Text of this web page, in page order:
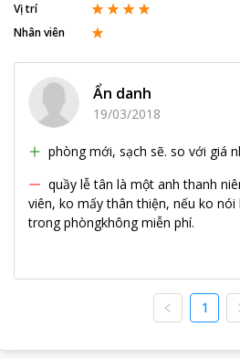
Vị trí
Nhân viên
Ẩn danh
19/03/2018
phòng mới, sạch sẽ. so với giá
quầy lễ tân là một anh thanh
viên, ko mấy thân thiện, nếu ko nói
trong phòngkhông miễn phí.
1